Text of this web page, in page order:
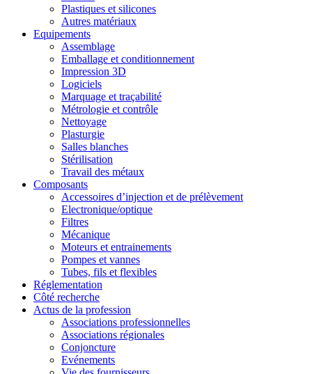
Plastiques et silicones
Autres matériaux
Equipements
Assemblage
Emballage et conditionnement
Impression 3D
Logiciels
Marquage et traçabilité
Métrologie et contrôle
Nettoyage
Plasturgie
Salles blanches
Stérilisation
Travail des métaux
Composants
Accessoires d’injection et de prélèvement
Electronique/optique
Filtres
Mécanique
Moteurs et entrainements
Pompes et vannes
Tubes, fils et flexibles
Réglementation
Côté recherche
Actus de la profession
Associations professionnelles
Associations régionales
Conjoncture
Evénements